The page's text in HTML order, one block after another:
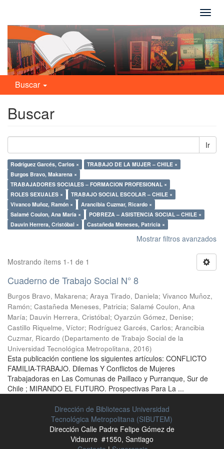
Buscar
Buscar
Ir
Rodríguez Garcés, Carlos ×
TRABAJO DE LA MUJER – CHILE ×
Burgos Bravo, Makarena ×
TRABAJADORES SOCIALES – FORMACION PROFESIONAL ×
ROLES SEXUALES ×
TRABAJO SOCIAL ESCOLAR – CHILE ×
Vivanco Muñoz, Ramón ×
Arancibia Cuzmar, Ricardo ×
Salamé Coulon, Ana María ×
POBREZA – ASISTENCIA SOCIAL – CHILE ×
Dauvin Herrera, Cristóbal ×
Castañeda Meneses, Patricia ×
Mostrar filtros avanzados
Mostrando ítems 1-1 de 1
Cuaderno de Trabajo Social N° 8
Burgos Bravo, Makarena; Araya Tirado, Daniela; Vivanco Muñoz,
Ramón; Castañeda Meneses, Patricia; Salamé Coulon, Ana
María; Dauvin Herrera, Cristóbal; Oyarzún Gómez, Denise;
Castillo Riquelme, Víctor; Rodríguez Garcés, Carlos; Arancibia
Cuzmar, Ricardo (Departamento de Trabajo Social de la
Universidad Tecnológica Metropolitana, 2016)
Esta publicación contiene los siguientes artículos: CONFLICTO
FAMILIA-TRABAJO. Dilemas Y Conflictos de Mujeres
Trabajadoras en Las Comunas de Paillaco y Purranque, Sur de
Chile ; MIRANDO EL FUTURO. Prospectivas Para La ...
Dirección de Bibliotecas Universidad
Tecnológica Metropolitana (SIBUTEM)
Dirección Calle Padre Felipe Gómez de
Vidaurre #1550, Santiago